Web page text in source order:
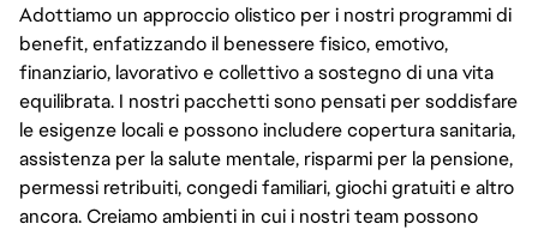
Adottiamo un approccio olistico per i nostri programmi di
benefit, enfatizzando il benessere fisico, emotivo,
finanziario, lavorativo e collettivo a sostegno di una vita
equilibrata. I nostri pacchetti sono pensati per soddisfare
le esigenze locali e possono includere copertura sanitaria,
assistenza per la salute mentale, risparmi per la pensione,
permessi retribuiti, congedi familiari, giochi gratuiti e altro
ancora. Creiamo ambienti in cui i nostri team possono